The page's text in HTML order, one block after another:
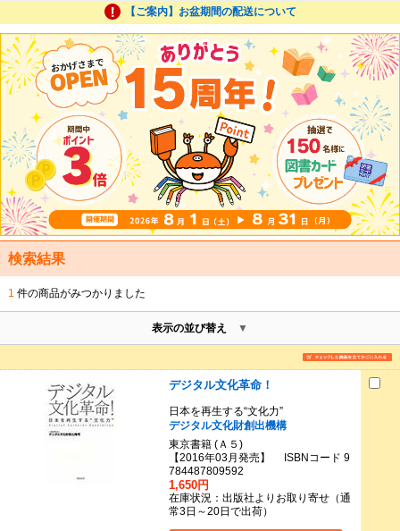
【ご案内】お盆期間の配送について
検索結果
1 件の商品がみつかりました
表示の並び替え
デジタル文化革命！
日本を再生する“文化力”
デジタル文化財創出機構
東京書籍 (Ａ５)
【2016年03月発売】 ISBNコード 9
784487809592
1,650円
在庫状況：出版社よりお取り寄せ（通
常3日～20日で出荷）